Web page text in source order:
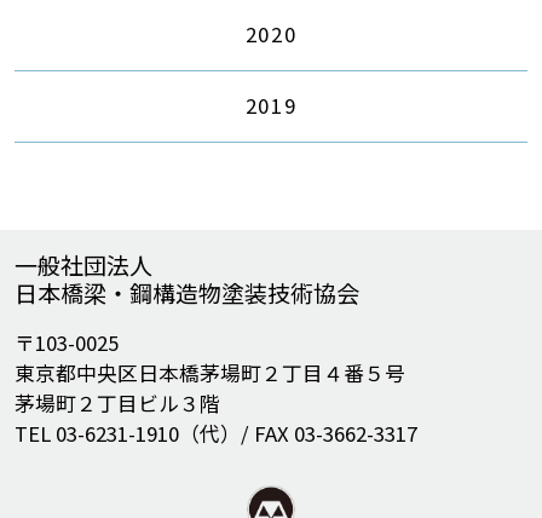
2020
2019
一般社団法人
日本橋梁・鋼構造物塗装技術協会
〒103-0025
東京都中央区日本橋茅場町２丁目４番５号
茅場町２丁目ビル３階
TEL 03-6231-1910（代）/ FAX 03-3662-3317